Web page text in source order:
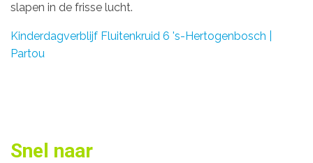
slapen in de frisse lucht.
Kinderdagverblijf Fluitenkruid 6 's-Hertogenbosch |
Partou
Snel naar